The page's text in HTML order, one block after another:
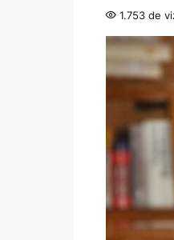
1.753 de